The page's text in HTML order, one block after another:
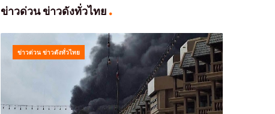
ข่าวด่วน ข่าวดังทั่วไทย
ข่าวด่วน ข่าวดังทั่วไทย